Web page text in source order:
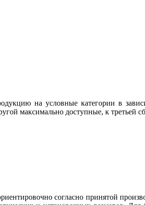
на условные категории в
максимально доступные, к третьей
согласно принятой